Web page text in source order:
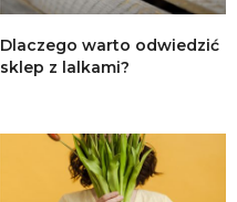
Dlaczego warto odwiedzić
sklep z lalkami?